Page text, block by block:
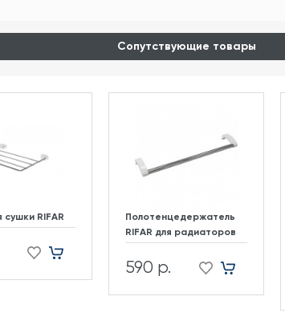
Сопутствующие товары
сушки RIFAR
Полотенцедержатель
RIFAR для радиаторов
590 р.